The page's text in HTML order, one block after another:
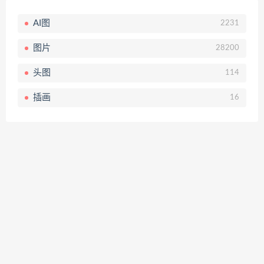
AI图 2231
图片 28200
头图 114
插画 16